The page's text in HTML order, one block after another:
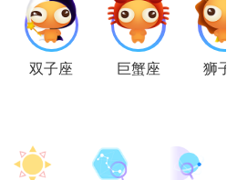
后是绝对不会跟前任做朋友
双子座 巨蟹座 狮子